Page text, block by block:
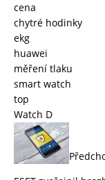
cena
chytré hodinky
ekg
huawei
měření tlaku
smart watch
top
Watch D